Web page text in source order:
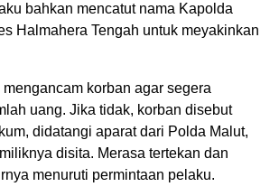
bahkan mencatut nama Kapolda
Halmahera Tengah untuk meyakinkan
korban agar segera
uang. Jika tidak, korban disebut
didatangi aparat dari Polda Malut,
disita. Merasa tertekan dan
menuruti permintaan pelaku.